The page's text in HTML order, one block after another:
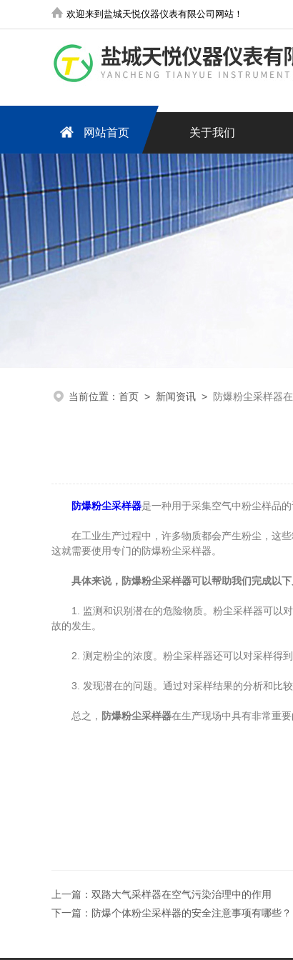
欢迎来到盐城天悦仪器仪表有限公司网站！
网站首页 关于我们
当前位置： 首页 > 新闻资讯 > 防爆粉尘采样器
防爆粉尘采样器是一种用于采集空气中粉尘样品
在工业生产过程中，许多物质都会产生粉尘，这些
这就需要使用专门的防爆粉尘采样器。
具体来说，防爆粉尘采样器可以帮助我们完成以下
1. 监测和识别潜在的危险物质。粉尘采样器可以对
故的发生。
2. 测定粉尘的浓度。粉尘采样器还可以对采样得到
3. 发现潜在的问题。通过对采样结果的分析和比较
总之， 防爆粉尘采样器在生产现场中具有非常重
上一篇： 双路大气采样器在空气污染治理中的作用
下一篇： 防爆个体粉尘采样器的安全注意事项有哪些？